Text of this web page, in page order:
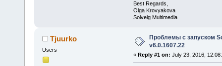
Best Regards,
Olga Krovyakova
Solveig Multimedia
Tjuurko
Users
Проблемы с запуском
v6.0.1607.22
« Reply #1 on: July 23, 2016,